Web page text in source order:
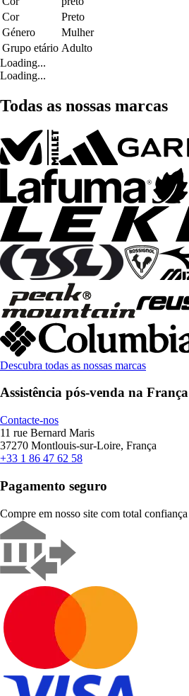
Cor
Preto
Género
Mulher
Grupo etário Adulto
Loading...
Loading...
Todas as nossas marcas
Descubra todas as nossas marcas
Assistência pós-venda na França
Contacte-nos
11 rue Bernard Maris
37270 Montlouis-sur-Loire, França
+33 1 86 47 62 58
Pagamento seguro
Compre em nosso site com total confiança